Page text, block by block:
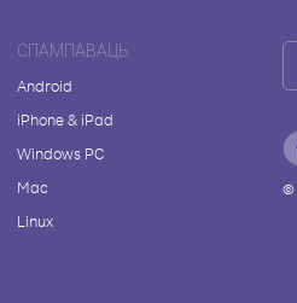
СПАМПАВАЦЬ
Android
iPhone & iPad
Windows PC
Mac
Linux
©